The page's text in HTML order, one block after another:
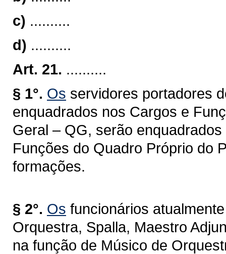
c) ..........
d) ..........
Art. 21. ..........
§ 1°. Os servidores portadores
enquadrados nos Cargos e
Geral – QG, serão
Funções do Quadro Próprio do
formações.
§ 2°. Os funcionários
Orquestra, Spalla, Maestro
na função de Músico de